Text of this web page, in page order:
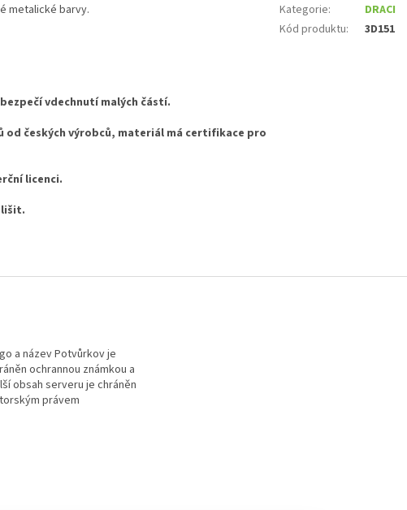
metalické barvy.
vdechnutí malých částí.
českých výrobců, materiál má certifikace pro
licenci.
lišit.
Kategorie:
DRACI
Kód produktu: 3D151
a název Potvůrkov je
ochrannou známkou a
obsah serveru je chráněn
právem